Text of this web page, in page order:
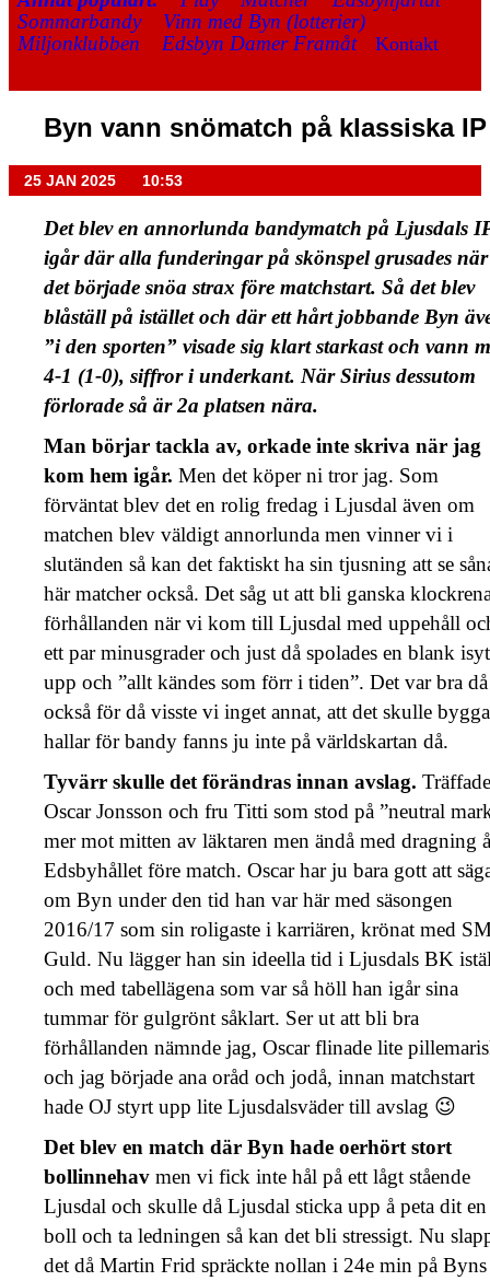
Sommarbandy
Vinn med Byn (lotterier)
Miljonklubben
Edsbyn Damer Framåt Kontakt
Byn vann snömatch på klassiska IP
25 JAN 2025 10:53
Det blev en annorlunda bandymatch på Ljusdals
igår där alla funderingar på skönspel grusades när
det började snöa strax före matchstart. Så det blev
blåställ på istället och där ett hårt jobbande Byn
”i den sporten” visade sig klart starkast och vann
4-1 (1-0), siffror i underkant. När Sirius dessutom
förlorade så är 2a platsen nära.
Man börjar tackla av, orkade inte skriva när jag
kom hem igår. Men det köper ni tror jag. Som
förväntat blev det en rolig fredag i Ljusdal även om
matchen blev väldigt annorlunda men vinner vi i
slutänden så kan det faktiskt ha sin tjusning att se
här matcher också. Det såg ut att bli ganska
förhållanden när vi kom till Ljusdal med uppehåll
ett par minusgrader och just då spolades en blank
upp och ”allt kändes som förr i tiden”. Det var bra då
också för då visste vi inget annat, att det skulle
hallar för bandy fanns ju inte på världskartan då.
Tyvärr skulle det förändras innan avslag. Träffade
Oscar Jonsson och fru Titti som stod på ”neutral
mer mot mitten av läktaren men ändå med dragning
Edsbyhållet före match. Oscar har ju bara gott att
om Byn under den tid han var här med säsongen
2016/17 som sin roligaste i karriären, krönat med
Guld. Nu lägger han sin ideella tid i Ljusdals BK
och med tabellägena som var så höll han igår sina
tummar för gulgrönt såklart. Ser ut att bli bra
förhållanden nämnde jag, Oscar flinade lite
och jag började ana oråd och jodå, innan matchstart
hade OJ styrt upp lite Ljusdalsväder till avslag 😉
Det blev en match där Byn hade oerhört stort
bollinnehav men vi fick inte hål på ett lågt stående
Ljusdal och skulle då Ljusdal sticka upp å peta dit en
boll och ta ledningen så kan det bli stressigt. Nu
det då Martin Frid spräckte nollan i 24e min på Byns